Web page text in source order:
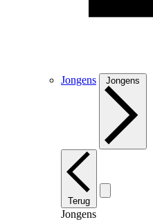
Jongens Jongens
Terug
Jongens